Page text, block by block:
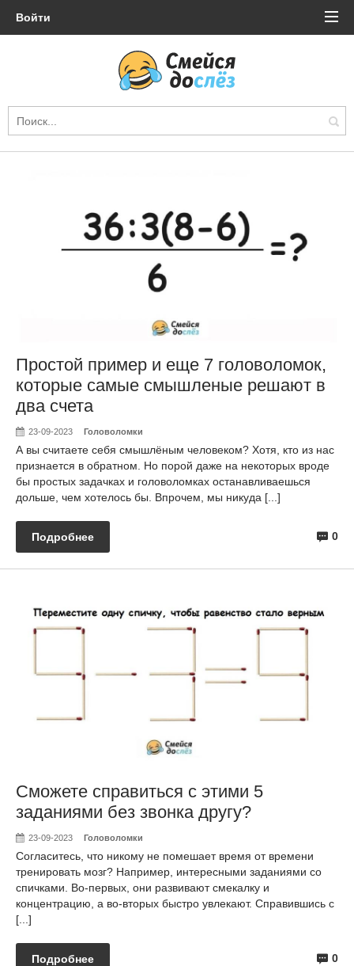
Войти
Простой пример и еще 7 головоломок,
которые самые смышленые решают в
два счета
23-09-2023 Головоломки
А вы считаете себя смышлёным человеком? Хотя, кто из нас
признается в обратном. Но порой даже на некоторых вроде
бы простых задачках и головоломках останавливаешься
дольше, чем хотелось бы. Впрочем, мы никуда [...]
0
Подробнее
Сможете справиться с этими 5
заданиями без звонка другу?
23-09-2023 Головоломки
Согласитесь, что никому не помешает время от времени
тренировать мозг? Например, интересными заданиями со
спичками. Во-первых, они развивают смекалку и
концентрацию, а во-вторых быстро увлекают. Справившись с
[...]
0
Подробнее